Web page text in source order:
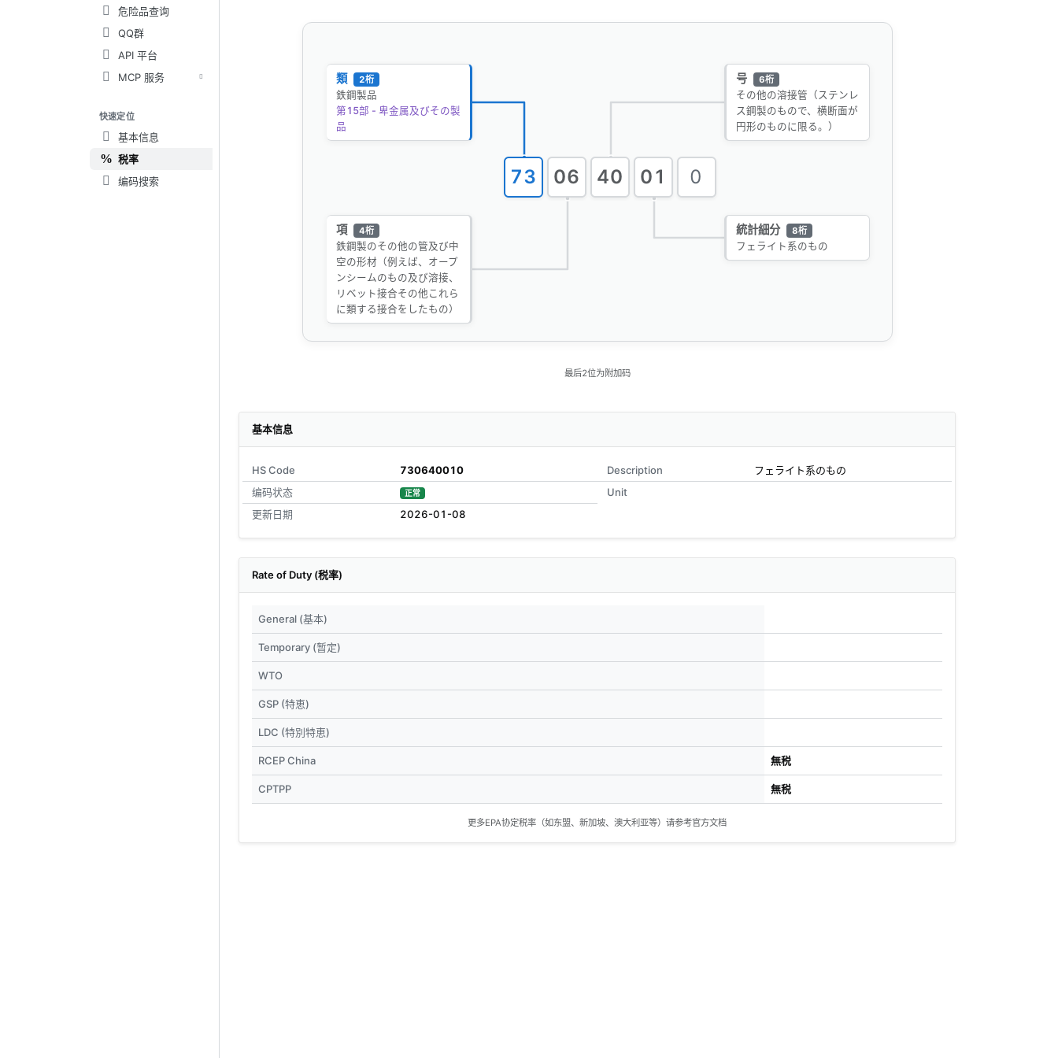
危险品查询
QQ群
API 平台
MCP 服务
快速定位
基本信息
税率
编码搜索
73 06 40 01 0
類 2桁
鉄鋼製品
第15部 - 卑金属及びその製
品
項 4桁
鉄鋼製のその他の管及び中
空の形材（例えば、オープ
ンシームのもの及び溶接、
リベット接合その他これら
に類する接合をしたもの）
号 6桁
その他の溶接管（ステンレ
ス鋼製のもので、横断面が
円形のものに限る。）
統計細分 8桁
フェライト系のもの
最后2位为附加码
基本信息
HS Code
730640010
编码状态
正常
更新日期 2026-01-08
Description
フェライト系のもの
Unit
Rate of Duty (税率)
General (基本)
Temporary (暂定)
WTO
GSP (特恵)
LDC (特別特恵)
RCEP China 無税
CPTPP 無税
更多EPA协定税率（如东盟、新加坡、澳大利亚等）请参考官方文档